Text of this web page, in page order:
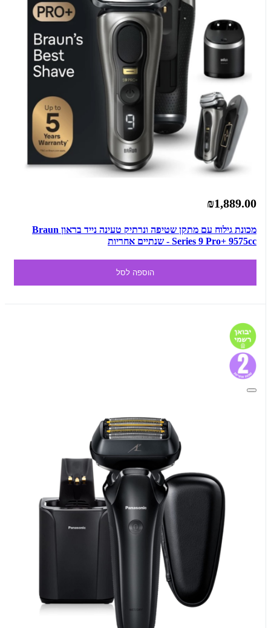
₪1,889.00
מכונת גילוח עם מתקן שטיפה ונרתיק טעינה נייד בראון Braun
Series 9 Pro+ 9575cc - שנתיים אחריות
הוספה לסל